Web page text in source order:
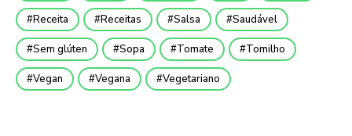
Receita Receitas Salsa Saudável
Sem glúten Sopa Tomate Tomilho
Vegan Vegana Vegetariano